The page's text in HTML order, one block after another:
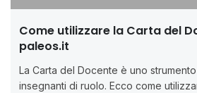
Come utilizzare la Carta del
paleos.it
La Carta del Docente è uno
insegnanti di ruolo. Ecco come